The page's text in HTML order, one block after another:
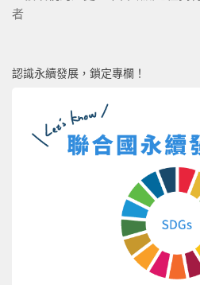
者
認識永續發展，鎖定專欄！